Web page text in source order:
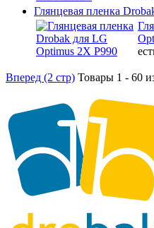
Глянцевая пленка
Вперед (2 стр) Товары 1 - 60